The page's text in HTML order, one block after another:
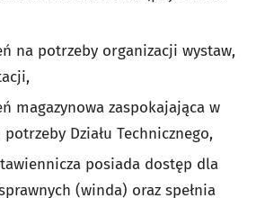
na potrzeby organizacji wystaw,
magazynowa zaspokajająca w
Działu Technicznego,
posiada dostęp dla
(winda) oraz spełnia